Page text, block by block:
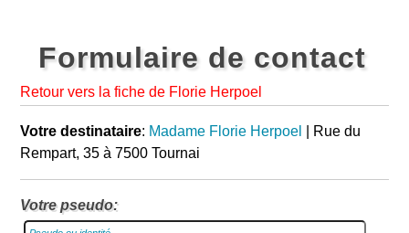
Formulaire de contact
Retour vers la fiche de Florie Herpoel
Votre destinataire: Madame Florie Herpoel
| Rue du
Rempart, 35 à 7500 Tournai
Votre pseudo: